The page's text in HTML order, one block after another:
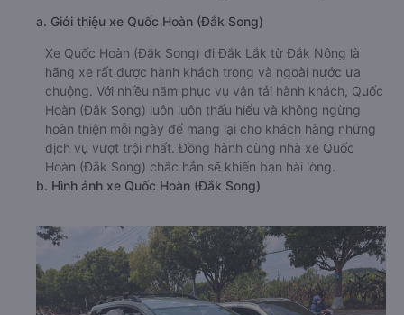
a. Giới thiệu xe Quốc Hoàn (Đắk Song)
Xe Quốc Hoàn (Đắk Song) đi Đắk Lắk từ Đắk Nông là
hãng xe rất được hành khách trong và ngoài nước ưa
chuộng. Với nhiều năm phục vụ vận tải hành khách, Quốc
Hoàn (Đắk Song) luôn luôn thấu hiểu và không ngừng
hoàn thiện mỗi ngày để mang lại cho khách hàng những
dịch vụ vượt trội nhất. Đồng hành cùng nhà xe Quốc
Hoàn (Đắk Song) chắc hẳn sẽ khiến bạn hài lòng.
b. Hình ảnh xe Quốc Hoàn (Đắk Song)